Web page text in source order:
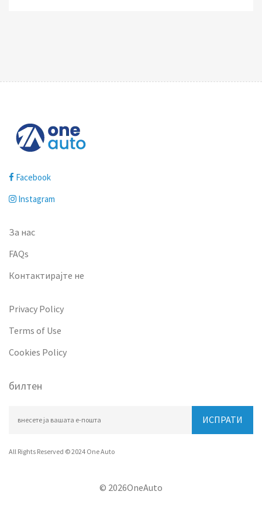
Facebook
Instagram
За нас
FAQs
Контактирајте не
Privacy Policy
Terms of Use
Cookies Policy
билтен
ИСПРАТИ
All Rights Reserved © 2024 One Auto
© 2026OneAuto